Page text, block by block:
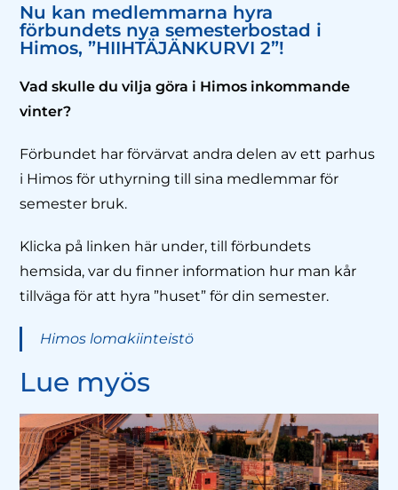
Nu kan medlemmarna hyra
förbundets nya semesterbostad i
Himos, ”HIIHTÄJÄNKURVI 2”!
Vad skulle du vilja göra i Himos inkommande
vinter?
Förbundet har förvärvat andra delen av ett parhus
i Himos för uthyrning till sina medlemmar för
semester bruk.
Klicka på linken här under, till förbundets
hemsida, var du finner information hur man kår
tillväga för att hyra ”huset” för din semester.
Himos lomakiinteistö
Lue myös